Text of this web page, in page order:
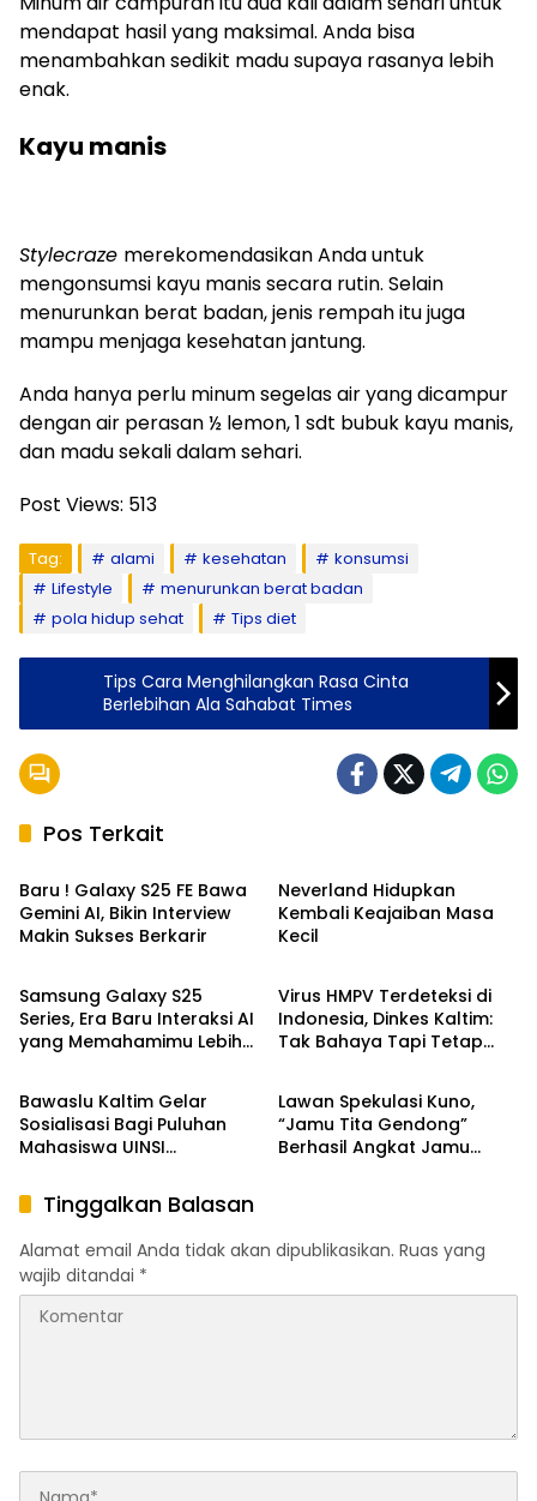
mendapat hasil yang maksimal. Anda bisa
menambahkan sedikit madu supaya rasanya lebih
enak.
Kayu manis
Stylecraze merekomendasikan Anda untuk
mengonsumsi kayu manis secara rutin. Selain
menurunkan berat badan, jenis rempah itu juga
mampu menjaga kesehatan jantung.
Anda hanya perlu minum segelas air yang dicampur
dengan air perasan ½ lemon, 1 sdt bubuk kayu manis,
dan madu sekali dalam sehari.
Post Views: 513
Tag: alami kesehatan
konsumsi
Lifestyle
menurunkan berat badan
pola hidup sehat
Tips diet
Tips Cara Menghilangkan Rasa Cinta
Berlebihan Ala Sahabat Times
Pos Terkait
Lifestyle
Baru ! Galaxy S25 FE Bawa
Gemini AI, Bikin Interview
Makin Sukses Berkarir
Neverland Hidupkan
Kembali Keajaiban Masa
Kecil
Lifestyle
Samsung Galaxy S25
Series, Era Baru Interaksi AI
yang Memahamimu Lebih
Health
Virus HMPV Terdeteksi di
Indonesia, Dinkes Kaltim:
Tak Bahaya Tapi Tetap
Kuliner
Bawaslu Kaltim Gelar
Sosialisasi Bagi Puluhan
Mahasiswa UINSI
Serentak 2024
Health
Lawan Spekulasi Kuno,
“Jamu Tita Gendong”
Berhasil Angkat Jamu
Tinggalkan Balasan
Alamat email Anda tidak akan dipublikasikan. Ruas yang
wajib ditandai *